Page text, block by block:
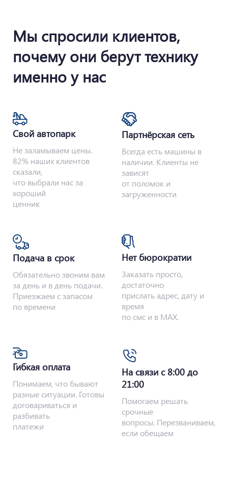
Мы спросили клиентов,
почему они берут технику
именно у нас
Свой автопарк
Не заламываем цены.
82% наших клиентов
сказали,
что выбрали нас за
хороший
ценник
Партнёрская сеть
Всегда есть машины в
наличии. Клиенты не
зависят
от поломок и
загруженности
Подача в срок
Обязательно звоним вам
за день и в день подачи.
Приезжаем с запасом
по времени
Нет бюрократии
Заказать просто,
достаточно
прислать адрес, дату и
время
по смс и в MAX.
Гибкая оплата
Понимаем, что бывают
разные ситуации. Готовы
договариваться и
разбивать
платежи
На связи с 8:00 до
21:00
Помогаем решать
срочные
вопросы. Перезваниваем,
если обещаем